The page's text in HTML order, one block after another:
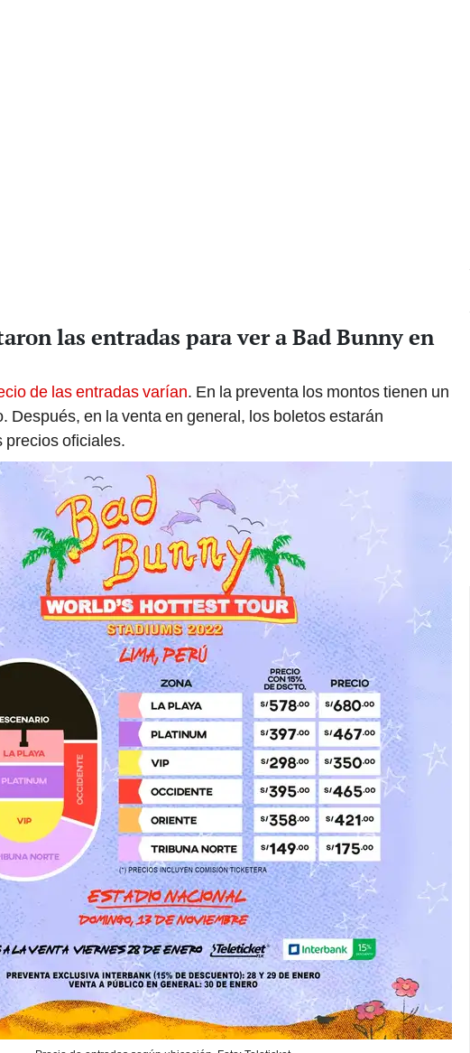
las entradas para ver a Bad Bunny en
de las entradas varían. En la preventa los montos tienen un
Después, en la venta en general, los boletos estarán
precios oficiales.